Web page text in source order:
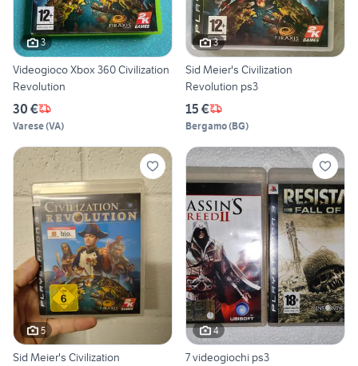
3
Videogioco Xbox 360 Civilization
Revolution
30 €
Varese(VA)
3
Sid Meier's Civilization
Revolution ps3
15 €
Bergamo(BG)
5
Sid Meier's Civilization
4
7 videogiochi ps3